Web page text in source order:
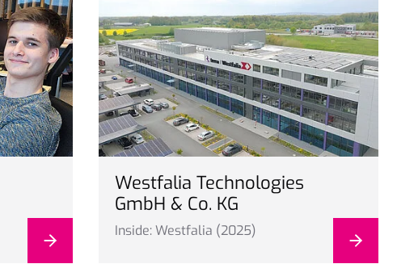
Westfalia Technologies
GmbH & Co. KG
Inside: Westfalia (2025)